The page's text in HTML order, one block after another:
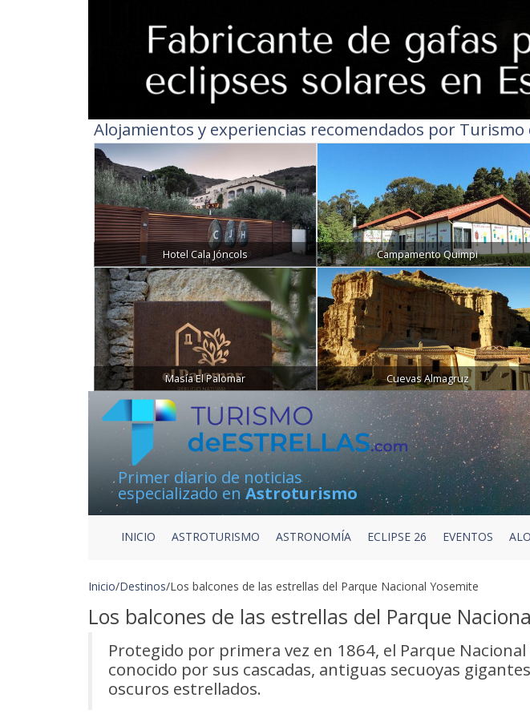
Alojamientos y experiencias recomendados por Turismo
Hotel Cala Jóncols Campamento Quimpi
Masía El Palomar Cuevas Almagruz
Primer diario de noticias
especializado enAstroturismo
INICIO ASTROTURISMO ASTRONOMÍA ECLIPSE 26 EVENTOS
Inicio/Destinos/Los balcones de las estrellas del Parque Nacional Yosemite
Los balcones de las estrellas del Parque
Protegido por primera vez en 1864, el Parque Nacional
conocido por sus cascadas, antiguas secuoyas
oscuros estrellados.